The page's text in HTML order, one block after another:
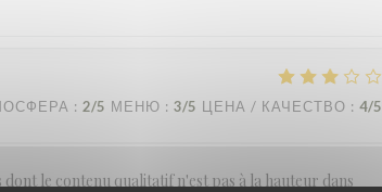
: 2/5 МЕНЮ : 3/5 ЦЕНА / КАЧЕСТВО : 4/5
le contenu qualitatif n'est pas à la hauteur dans